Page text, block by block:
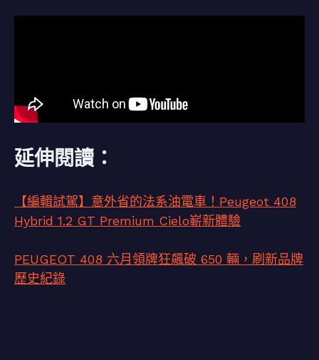
延伸閱讀：
【編輯試駕】意外省的法系油電車！Peugeot 408
Hybrid 1.2 GT Premium Cielo嶄新體驗
PEUGEOT 408 六月領牌狂飆破 650 輛，刷新品牌
歷史紀錄